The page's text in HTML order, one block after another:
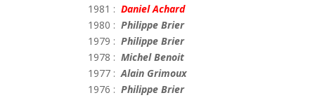
1981 : Daniel Achard
1980 : Philippe Brier
1979 : Philippe Brier
1978 : Michel Benoit
1977 :Alain Grimoux
1976 : Philippe Brier